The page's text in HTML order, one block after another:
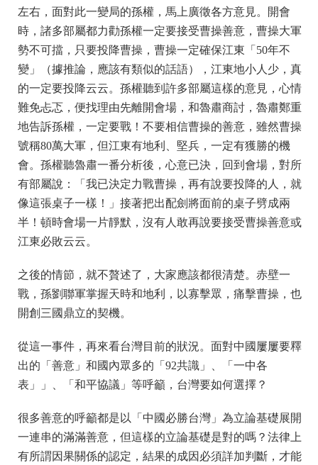
左右，面對此一變局的孫權，馬上廣徵各方意見。開會
時，諸多部屬都力勸孫權一定要接受曹操善意，曹操大軍
勢不可擋，只要投降曹操，曹操一定確保江東「50年不
變」（據推論，應該有類似的話語），江東地小人少，真
的一定要投降云云。孫權聽到許多部屬這樣的意見，心情
難免忐忑，便找理由先離開會場，和魯肅商討，魯肅鄭重
地告訴孫權，一定要戰！不要相信曹操的善意，雖然曹操
號稱80萬大軍，但江東有地利、堅兵，一定有獲勝的機
會。孫權聽魯肅一番分析後，心意已決，回到會場，對所
有部屬說：「我已決定力戰曹操，再有說要投降的人，就
像這張桌子一樣！」接著把出配劍將面前的桌子劈成兩
半！頓時會場一片靜默，沒有人敢再說要接受曹操善意或
江東必敗云云。
之後的情節，就不贅述了，大家應該都很清楚。赤壁一
戰，孫劉聯軍掌握天時和地利，以寡擊眾，痛擊曹操，也
開創三國鼎立的契機。
從這一事件，再來看台灣目前的狀況。面對中國屢屢要釋
出的「善意」和國內眾多的「92共識」、「一中各
表」」、「和平協議」等呼籲，台灣要如何選擇？
很多善意的呼籲都是以「中國必勝台灣」為立論基礎展開
一連串的滿滿善意，但這樣的立論基礎是對的嗎？法律上
有所謂因果關係的認定，結果的成因必須詳加判斷，才能